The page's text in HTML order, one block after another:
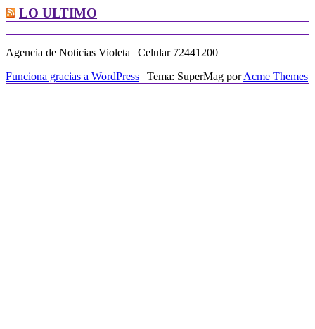
LO ULTIMO
Agencia de Noticias Violeta | Celular 72441200
Funciona gracias a WordPress | Tema: SuperMag porAcme Themes